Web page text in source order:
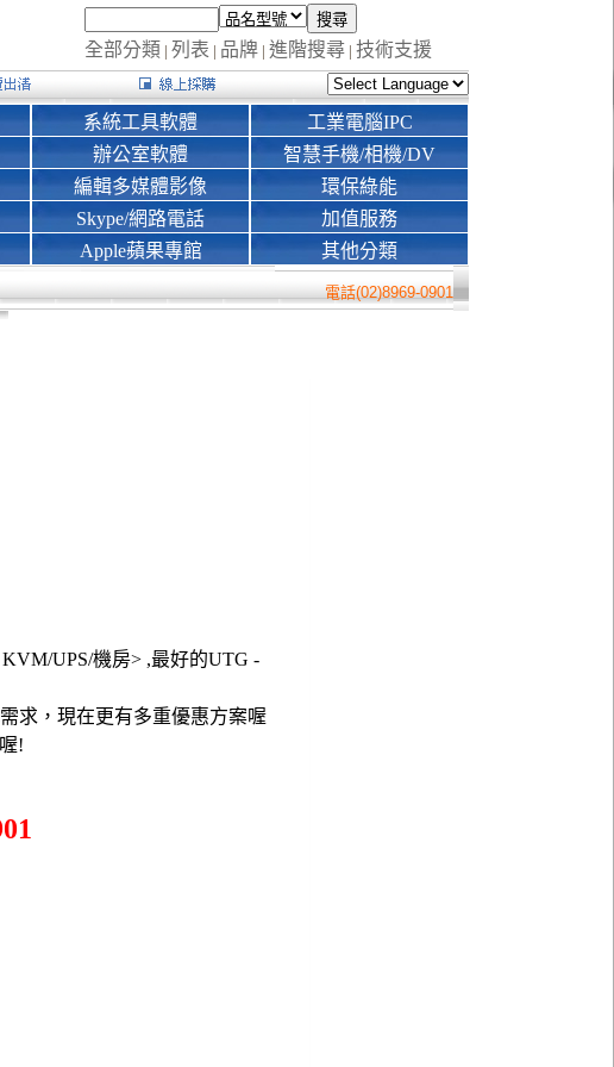
全部分類 | 列表 | 品牌 | 進階搜尋 | 技術支援
系統工具軟體
辦公室軟體
編輯多媒體影像
Skype/網路電話
Apple蘋果專館
工業電腦IPC
智慧手機/相機/DV
環保綠能
加值服務
其他分類
電話(02)8969-0901
UPS/機房> ,最好的UTG -
求，現在更有多重優惠方案喔
!